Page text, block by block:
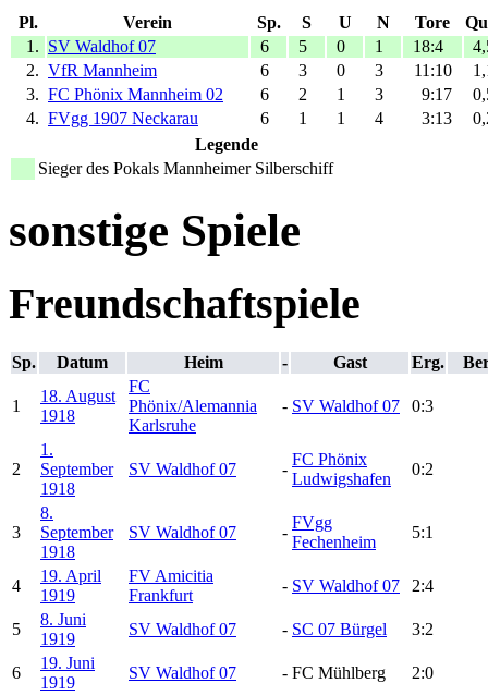
Pl. Verein Sp. S U N Tore
1. SV Waldhof 07 6 5 0 1 18:4
2. VfR Mannheim 6 3 0 3 11:10
3. FC Phönix Mannheim 02 6 2 1 3 9:17
4. FVgg 1907 Neckarau 6 1 1 4 3:13
Legende
Sieger des Pokals Mannheimer Silberschiff
sonstige Spiele
Freundschaftspiele
Sp. Datum Heim - Gast Erg.
1
18. August
1918
FC
Phönix/Alemannia
Karlsruhe
- SV Waldhof 07 0:3
2
1.
September
1918
SV Waldhof 07 -
FC Phönix
Ludwigshafen
0:2
3
8.
September
1918
SV Waldhof 07 -
FVgg
Fechenheim
5:1
4
19. April
1919
FV Amicitia
Frankfurt
- SV Waldhof 07 2:4
5
8. Juni
1919
SV Waldhof 07 - SC 07 Bürgel 3:2
6
19. Juni
1919
SV Waldhof 07 - FC Mühlberg 2:0